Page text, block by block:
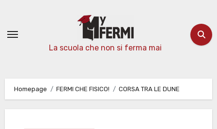
contenuto
La scuola che non si ferma mai
Homepage FERMI CHE FISICO! CORSA TRA LE DUNE